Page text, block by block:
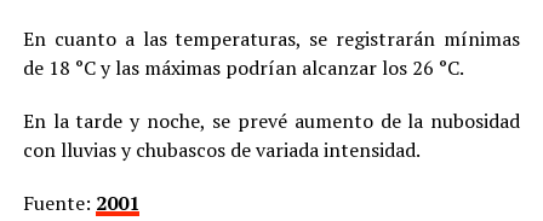
En cuanto a las temperaturas, se registrarán mínimas
de 18 °C y las máximas podrían alcanzar los 26 °C.
En la tarde y noche, se prevé aumento de la nubosidad
con lluvias y chubascos de variada intensidad.
Fuente: 2001